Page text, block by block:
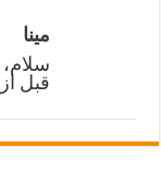
مینا
قبل